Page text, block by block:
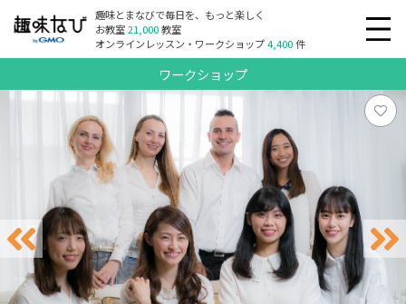
趣味とまなびで毎日を、もっと楽しく
お教室21,000教室
オンラインレッスン・ワークショップ4,400件
ワークショップ